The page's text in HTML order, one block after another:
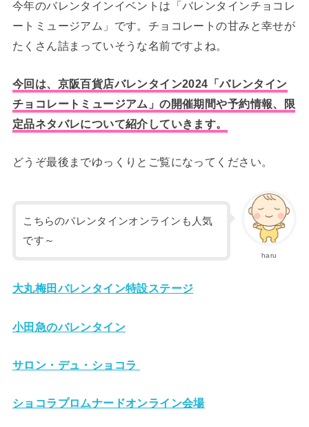
今年のバレンタインイベントは「バレンタインチョコレ
ートミュージアム」です。チョコレートの甘みと幸せが
たくさん詰まっていそうな名前ですよね。
今回は、京阪百貨店バレンタイン2024「バレンタイン
チョコレートミュージアム」の開催期間や予約情報、限
定品ネタバレについて紹介していきます。
どうぞ最後までゆっくりとご覧になってください。
haru
こちらのバレンタインオンラインも人気
です～
大丸梅田バレンタイン特設ステージ
小田急のバレンタイン
サロン・デュ・ショコラ
ショコラプロムナードオンライン会場